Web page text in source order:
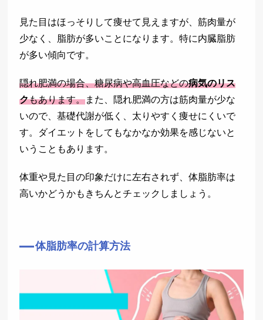
見た目はほっそりして痩せて見えますが、筋肉量が
少なく、脂肪が多いことになります。特に内臓脂肪
が多い傾向です。
隠れ肥満の場合、糖尿病や高血圧などの病気のリス
クもあります。また、隠れ肥満の方は筋肉量が少な
いので、基礎代謝が低く、太りやすく痩せにくいで
す。ダイエットをしてもなかなか効果を感じないと
いうこともあります。
体重や見た目の印象だけに左右されず、体脂肪率は
高いかどうかもきちんとチェックしましょう。
体脂肪率の計算方法